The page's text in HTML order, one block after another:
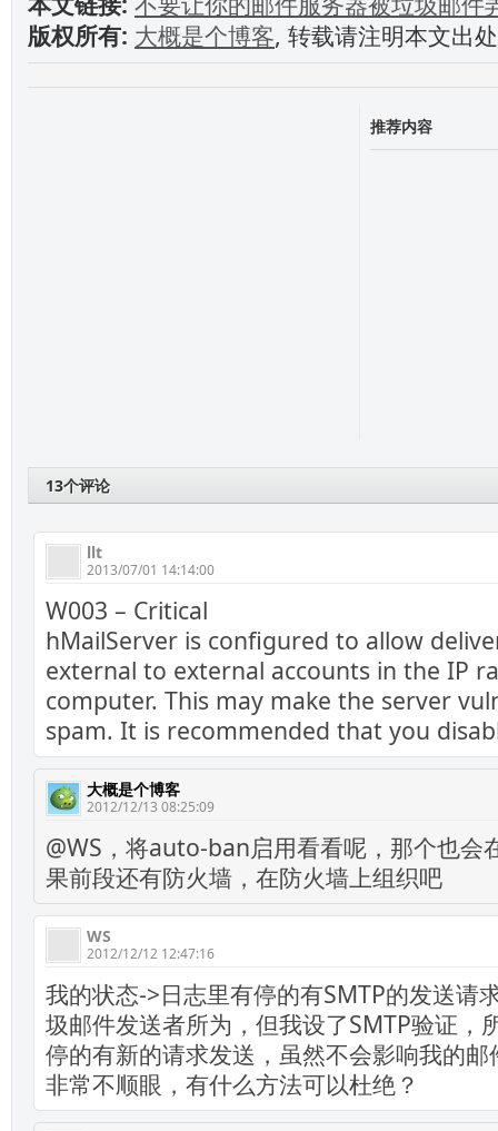
版权所有: 大概是个博客, 转载请注明本文出
推荐内容
13个评论
llt
2013/07/01 14:14:00
W003 – Critical
hMailServer is configured to allow
external to external accounts in the IP
computer. This may make the server
spam. It is recommended that you
大概是个博客
2012/12/13 08:25:09
@WS，将auto-ban启用看看呢，那个也会
果前段还有防火墙，在防火墙上组织吧
WS
2012/12/12 12:47:16
我的状态->日志里有停的有SMTP的发送请
圾邮件发送者所为，但我设了SMTP验证，
停的有新的请求发送，虽然不会影响我的
非常不顺眼，有什么方法可以杜绝？